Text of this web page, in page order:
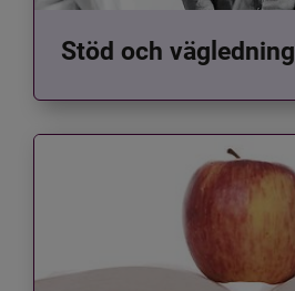
Stöd och vägledning